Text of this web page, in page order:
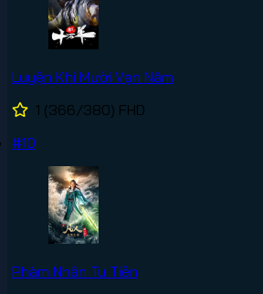
Luyện Khí Mười Vạn Năm
1 (366/380) FHD
#10
Phàm Nhân Tu Tiên